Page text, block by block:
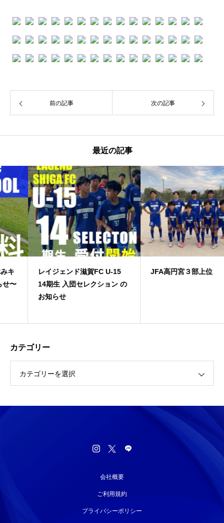
前の記事 次の記事
最近の記事
レイジェンド滋賀FC U-15
14期生 入団セレクション の
お知らせ
JFA高円宮３部上位
カテゴリー
カテゴリーを選択
会社概要
ご利用規約
プライバシーポリシー